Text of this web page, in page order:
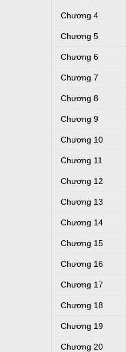
Chương 4
Chương 5
Chương 6
Chương 7
Chương 8
Chương 9
Chương 10
Chương 11
Chương 12
Chương 13
Chương 14
Chương 15
Chương 16
Chương 17
Chương 18
Chương 19
Chương 20